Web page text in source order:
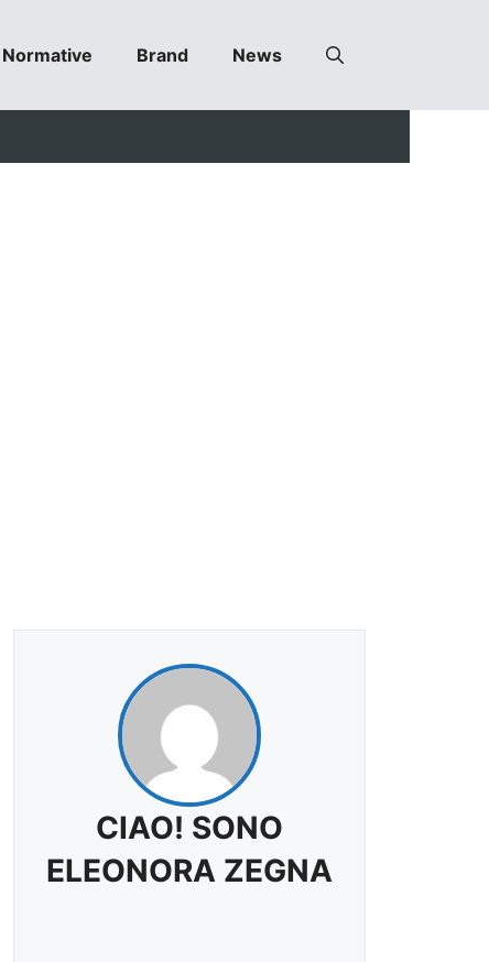
Normative Brand News
CIAO! SONO
ELEONORA ZEGNA